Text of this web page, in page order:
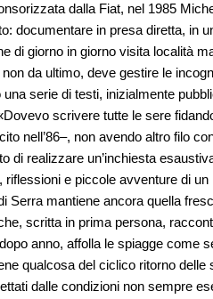
dalla Fiat, nel 1985
documentare in presa diretta, in
di giorno in giorno visita località
da ultimo, deve gestire le
serie di testi, inizialmente
scrivere tutte le sere
nell’86–, non avendo altro filo
di realizzare un’inchiesta
e piccole avventure di un
Serra mantiene ancora quella
scritta in prima persona,
anno, affolla le spiagge come
qualcosa del ciclico ritorno
dalle condizioni non sempre